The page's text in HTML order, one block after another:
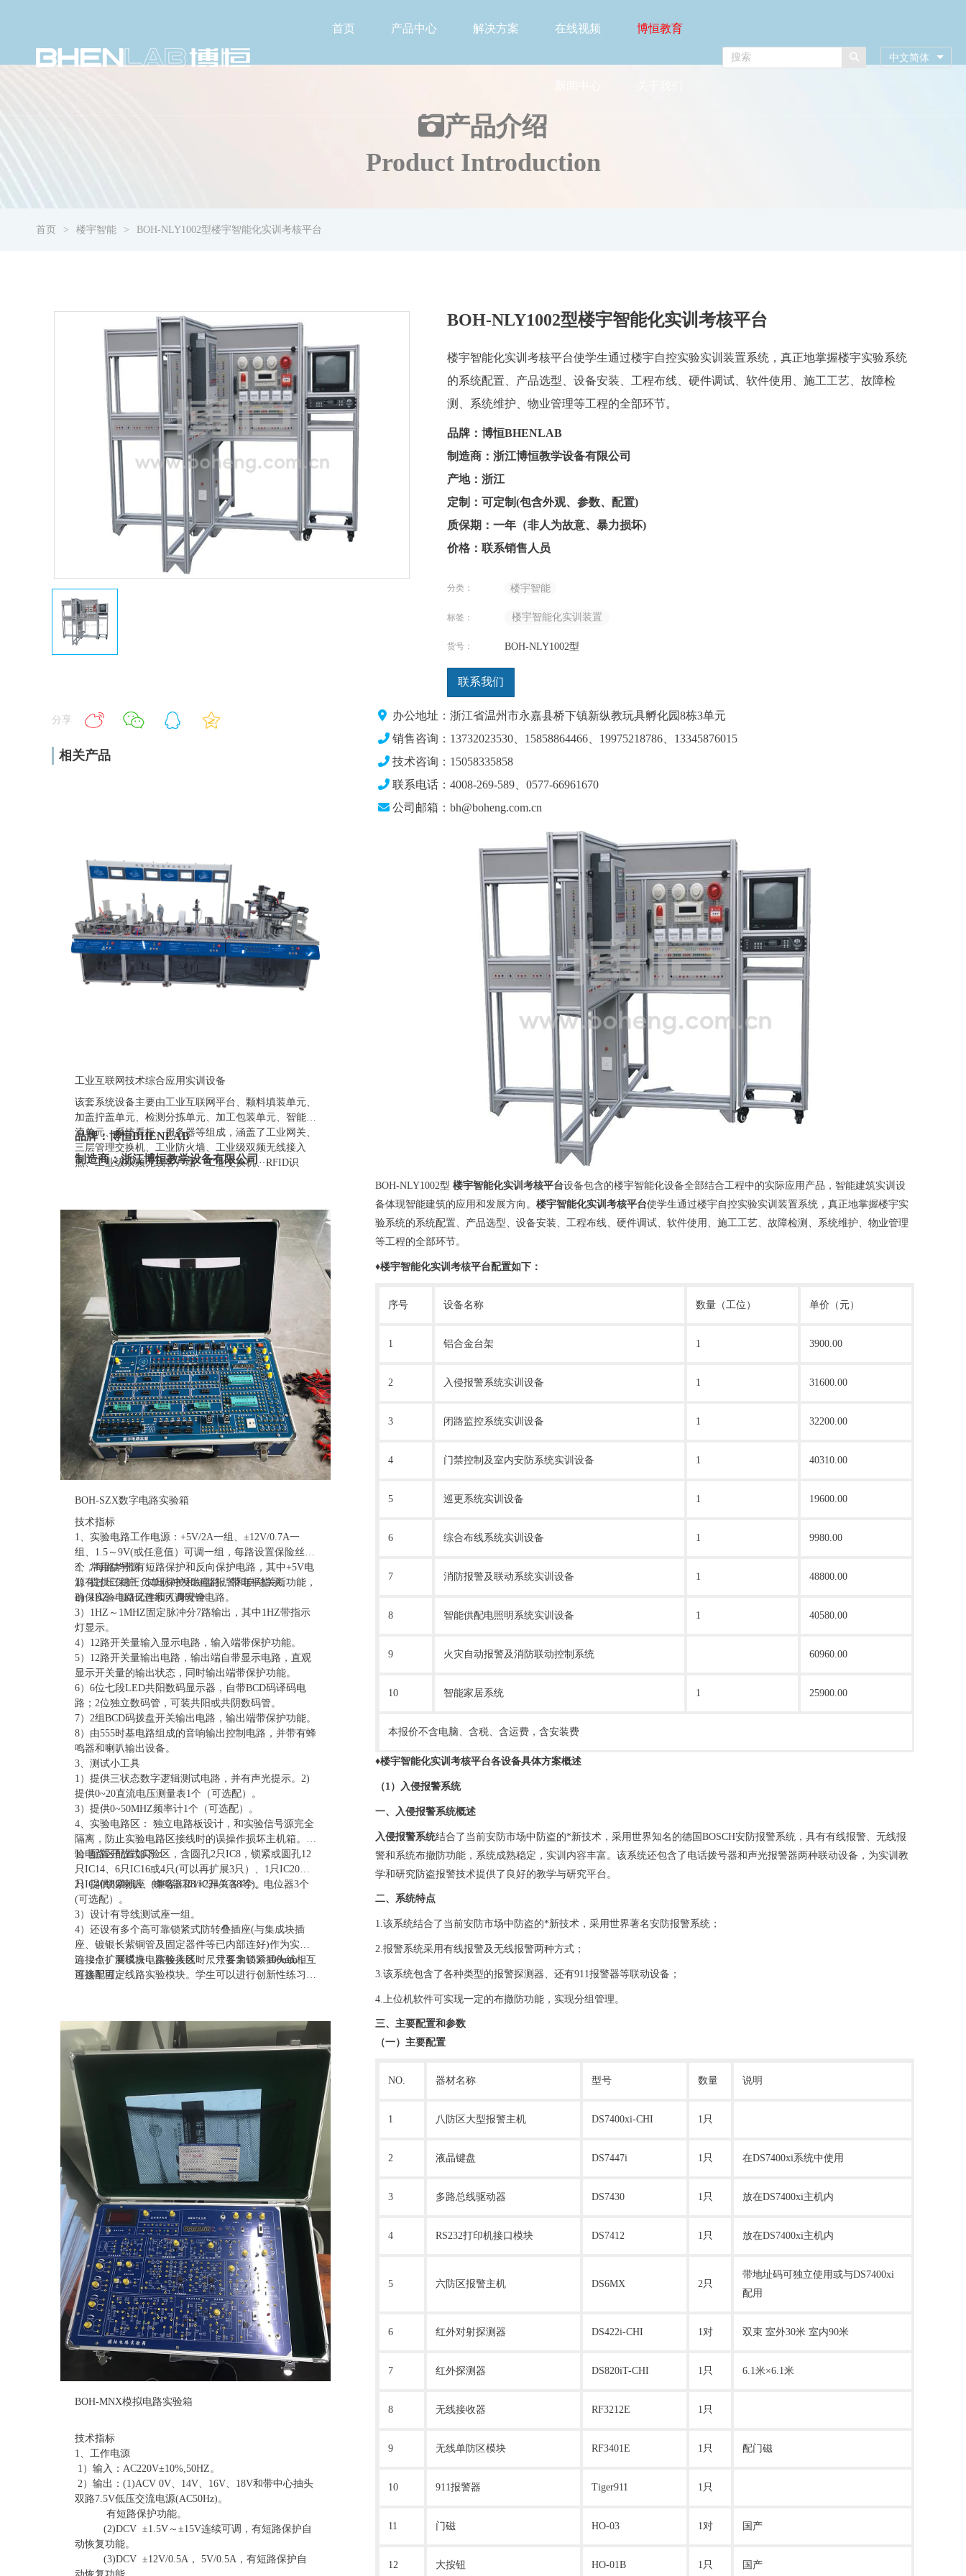
首页 产品中心 解决方案 在线视频 博恒教育
中文简体
产品介绍
Product Introduction
首页 楼宇智能 BOH-NLY1002型楼宇智能化实训考核平台
BOH-NLY1002型楼宇智能化实训考核平台
楼宇智能化实训考核平台使学生通过楼宇自控实验实训装置系统，真正地掌握楼宇实验系统
的系统配置、产品选型、设备安装、工程布线、硬件调试、软件使用、施工工艺、故障检
测、系统维护、物业管理等工程的全部环节。
品牌：博恒BHENLAB
制造商：浙江博恒教学设备有限公司
产地：浙江
定制：可定制(包含外观、参数、配置)
质保期：一年（非人为故意、暴力损坏)
价格：联系销售人员
分类： 楼宇智能
标签： 楼宇智能化实训装置
货号： BOH-NLY1002型
联系我们
分享
相关产品
工业互联网技术综合应用实训设备
该套系统设备主要由工业互联网平台、颗料填装单元、
加盖拧盖单元、检测分拣单元、加工包装单元、智能物
流单元、系统看板、服务器等组成，涵盖了工业网关、
三层管理交换机、工业防火墙、工业级双频无线接入
点、工业级双频无线客户端、工业交换机、RFID识
品牌：博恒BHENLAB
制造商：浙江博恒教学设备有限公司
质保期：一年（非人为故意、暴力损坏)
价格：联系销售人员
BOH-SZX数字电路实验箱
技术指标
1、实验电路工作电源：+5V/2A一组、±12V/0.7A一
组、1.5～9V(或任意值）可调一组，每路设置保险丝一
个，每路均带有短路保护和反向保护电路，其中+5V电
源有过压保护、欠压保护和短路报警和自动关断功能，
确保实验电路元件和人身安全。
2、常用信号源
1）提供二组正负单脉冲发生电路，带电平指示。
2）1HZ～1KHZ连续可调时钟电路。
3）1HZ～1MHZ固定脉冲分7路输出，其中1HZ带指示
灯显示。
4）12路开关量输入显示电路，输入端带保护功能。
5）12路开关量输出电路，输出端自带显示电路，直观
显示开关量的输出状态，同时输出端带保护功能。
6）6位七段LED共阳数码显示器，自带BCD码译码电
路；2位独立数码管，可装共阳或共阴数码管。
7）2组BCD码拨盘开关输出电路，输出端带保护功能。
8）由555时基电路组成的音响输出控制电路，并带有蜂
鸣器和喇叭输出设备。
3、测试小工具
1）提供三状态数字逻辑测试电路，并有声光提示。2)
提供0~20直流电压测量表1个（可选配）。
3）提供0~50MHZ频率计1个（可选配）。
4、实验电路区： 独立电路板设计，和实验信号源完全
隔离，防止实验电路区接线时的误操作损坏主机箱。实
验电路区配置如下：
1）配置开放式实验区，含圆孔2只IC8，锁紧或圆孔12
只IC14、6只IC16或4只(可以再扩展3只）、1只IC20、1
只IC40锁紧插座（兼容IC28/IC24/IC18等)。
2）提供8Ω喇叭、蜂鸣器和1×2开关各1个、电位器3个
(可选配）。
3）设计有导线测试座一组。
4）还设有多个高可靠锁紧式防转叠插座(与集成块插
座、镀银长紫铜管及固定器件等已内部连好)作为实验
连接点、测试点，实验接线时，只要拿锁紧插头线相互
连接即可。
5）2个扩展模块电路接入区：尺寸各为155×100mm，
可选配固定线路实验模块。学生可以进行创新性练习，
BOH-MNX模拟电路实验箱
技术指标
1、工作电源
1）输入：AC220V±10%,50HZ。
2）输出：(1)ACV 0V、14V、16V、18V和带中心抽头
双路7.5V低压交流电源(AC50Hz)。
有短路保护功能。
(2)DCV ±1.5V～±15V连续可调，有短路保护自
动恢复功能。
(3)DCV ±12V/0.5A， 5V/0.5A，有短路保护自
办公地址：浙江省温州市永嘉县桥下镇新纵教玩具孵化园8栋3单元
销售咨询：13732023530、15858864466、19975218786、13345876015
技术咨询：15058335858
联系电话：4008-269-589、0577-66961670
公司邮箱：bh@boheng.com.cn
BOH-NLY1002型 楼宇智能化实训考核平台设备包含的楼宇智能化设备全部结合工程中的实际应用产品， 智能建筑实训设
备体现智能建筑的应用和发展方向。 楼宇智能化实训考核平台使学生通过楼宇自控实验实训装置系统，真正地掌握楼宇实
验系统的系统配置、产品选型、设备安装、工程布线、硬件调试、软件使用、施工工艺、故障检测、系统维护、物业管理
等工程的全部环节。
♦楼宇智能化实训考核平台配置如下：
序号 设备名称 数量（工位） 单价（元）
1 铝合金台架 1 3900.00
2 入侵报警系统实训设备 1 31600.00
3 闭路监控系统实训设备 1 32200.00
4 门禁控制及室内安防系统实训设备 1 40310.00
5 巡更系统实训设备 1 19600.00
6 综合布线系统实训设备 1 9980.00
7 消防报警及联动系统实训设备 1 48800.00
8 智能供配电照明系统实训设备 1 40580.00
9 火灾自动报警及消防联动控制系统 60960.00
10 智能家居系统 1 25900.00
本报价不含电脑、含税、含运费，含安装费
♦楼宇智能化实训考核平台各设备具体方案概述
（1）入侵报警系统
一、 入侵报警系统概述
入侵报警系统结合了当前安防市场中防盗的*新技术，采用世界知名的德国BOSCH安防报警系统，具有有线报警、无线报
警和系统布撤防功能，系统成熟稳定，实训内容丰富。该系统还包含了电话拨号器和声光报警器两种联动设备，为实训教
学和研究防盗报警技术提供了良好的教学与研究平台。
二、系统特点
1.该系统结合了当前安防市场中防盗的*新技术，采用世界著名安防报警系统；
2.报警系统采用有线报警及无线报警两种方式；
3.该系统包含了各种类型的报警探测器、还有911报警器等联动设备；
4.上位机软件可实现一定的布撤防功能，实现分组管理。
三、主要配置和参数
（一）主要配置
NO. 器材名称 型号 数量 说明
1 八防区大型报警主机 DS7400xi-CHI 1只
2 液晶键盘 DS7447i 1只 在DS7400xi系统中使用
3 多路总线驱动器 DS7430 1只 放在DS7400xi主机内
4 RS232打印机接口模块 DS7412 1只 放在DS7400xi主机内
5 六防区报警主机 DS6MX 2只
带地址码可独立使用或与DS7400xi
配用
6 红外对射探测器 DS422i-CHI 1对 双束 室外30米 室内90米
7 红外探测器 DS820iT-CHI 1只 6.1米×6.1米
8 无线接收器 RF3212E 1只
9 无线单防区模块 RF3401E 1只 配门磁
10 911报警器 Tiger911 1只
11 门磁 HO-03 1对 国产
12 大按钮 HO-01B 1只 国产